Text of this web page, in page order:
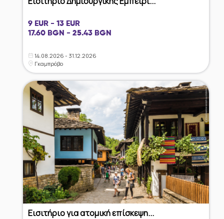
9 EUR - 13 EUR
17.60 BGN - 25.43 BGN
14.08.2026 - 31.12.2026
Γκαμπρόβο
Εισιτήριο για ατομική επίσκεψη...